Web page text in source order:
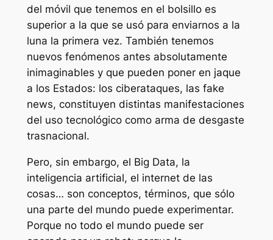
del móvil que tenemos en el bolsillo es
superior a la que se usó para enviarnos a la
luna la primera vez. También tenemos
nuevos fenómenos antes absolutamente
inimaginables y que pueden poner en jaque
a los Estados: los ciberataques, las fake
news, constituyen distintas manifestaciones
del uso tecnológico como arma de desgaste
trasnacional.
Pero, sin embargo, el Big Data, la
inteligencia artificial, el internet de las
cosas… son conceptos, términos, que sólo
una parte del mundo puede experimentar.
Porque no todo el mundo puede ser